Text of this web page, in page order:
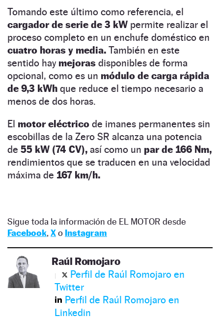
Tomando este último como referencia, el
cargador de serie de 3 kW permite realizar el
proceso completo en un enchufe doméstico en
cuatro horas y media. También en este
sentido hay mejoras disponibles de forma
opcional, como es un módulo de carga rápida
de 9,3 kWh que reduce el tiempo necesario a
menos de dos horas.
El motor eléctrico de imanes permanentes sin
escobillas de la Zero SR alcanza una potencia
de 55 kW (74 CV), así como un par de 166 Nm,
rendimientos que se traducen en una velocidad
máxima de 167 km/h.
Sigue toda la información de EL MOTOR desde
Facebook, Xo Instagram
Raúl Romojaro
Perfil de Raúl Romojaro en
Twitter
Perfil de Raúl Romojaro en
Linkedin